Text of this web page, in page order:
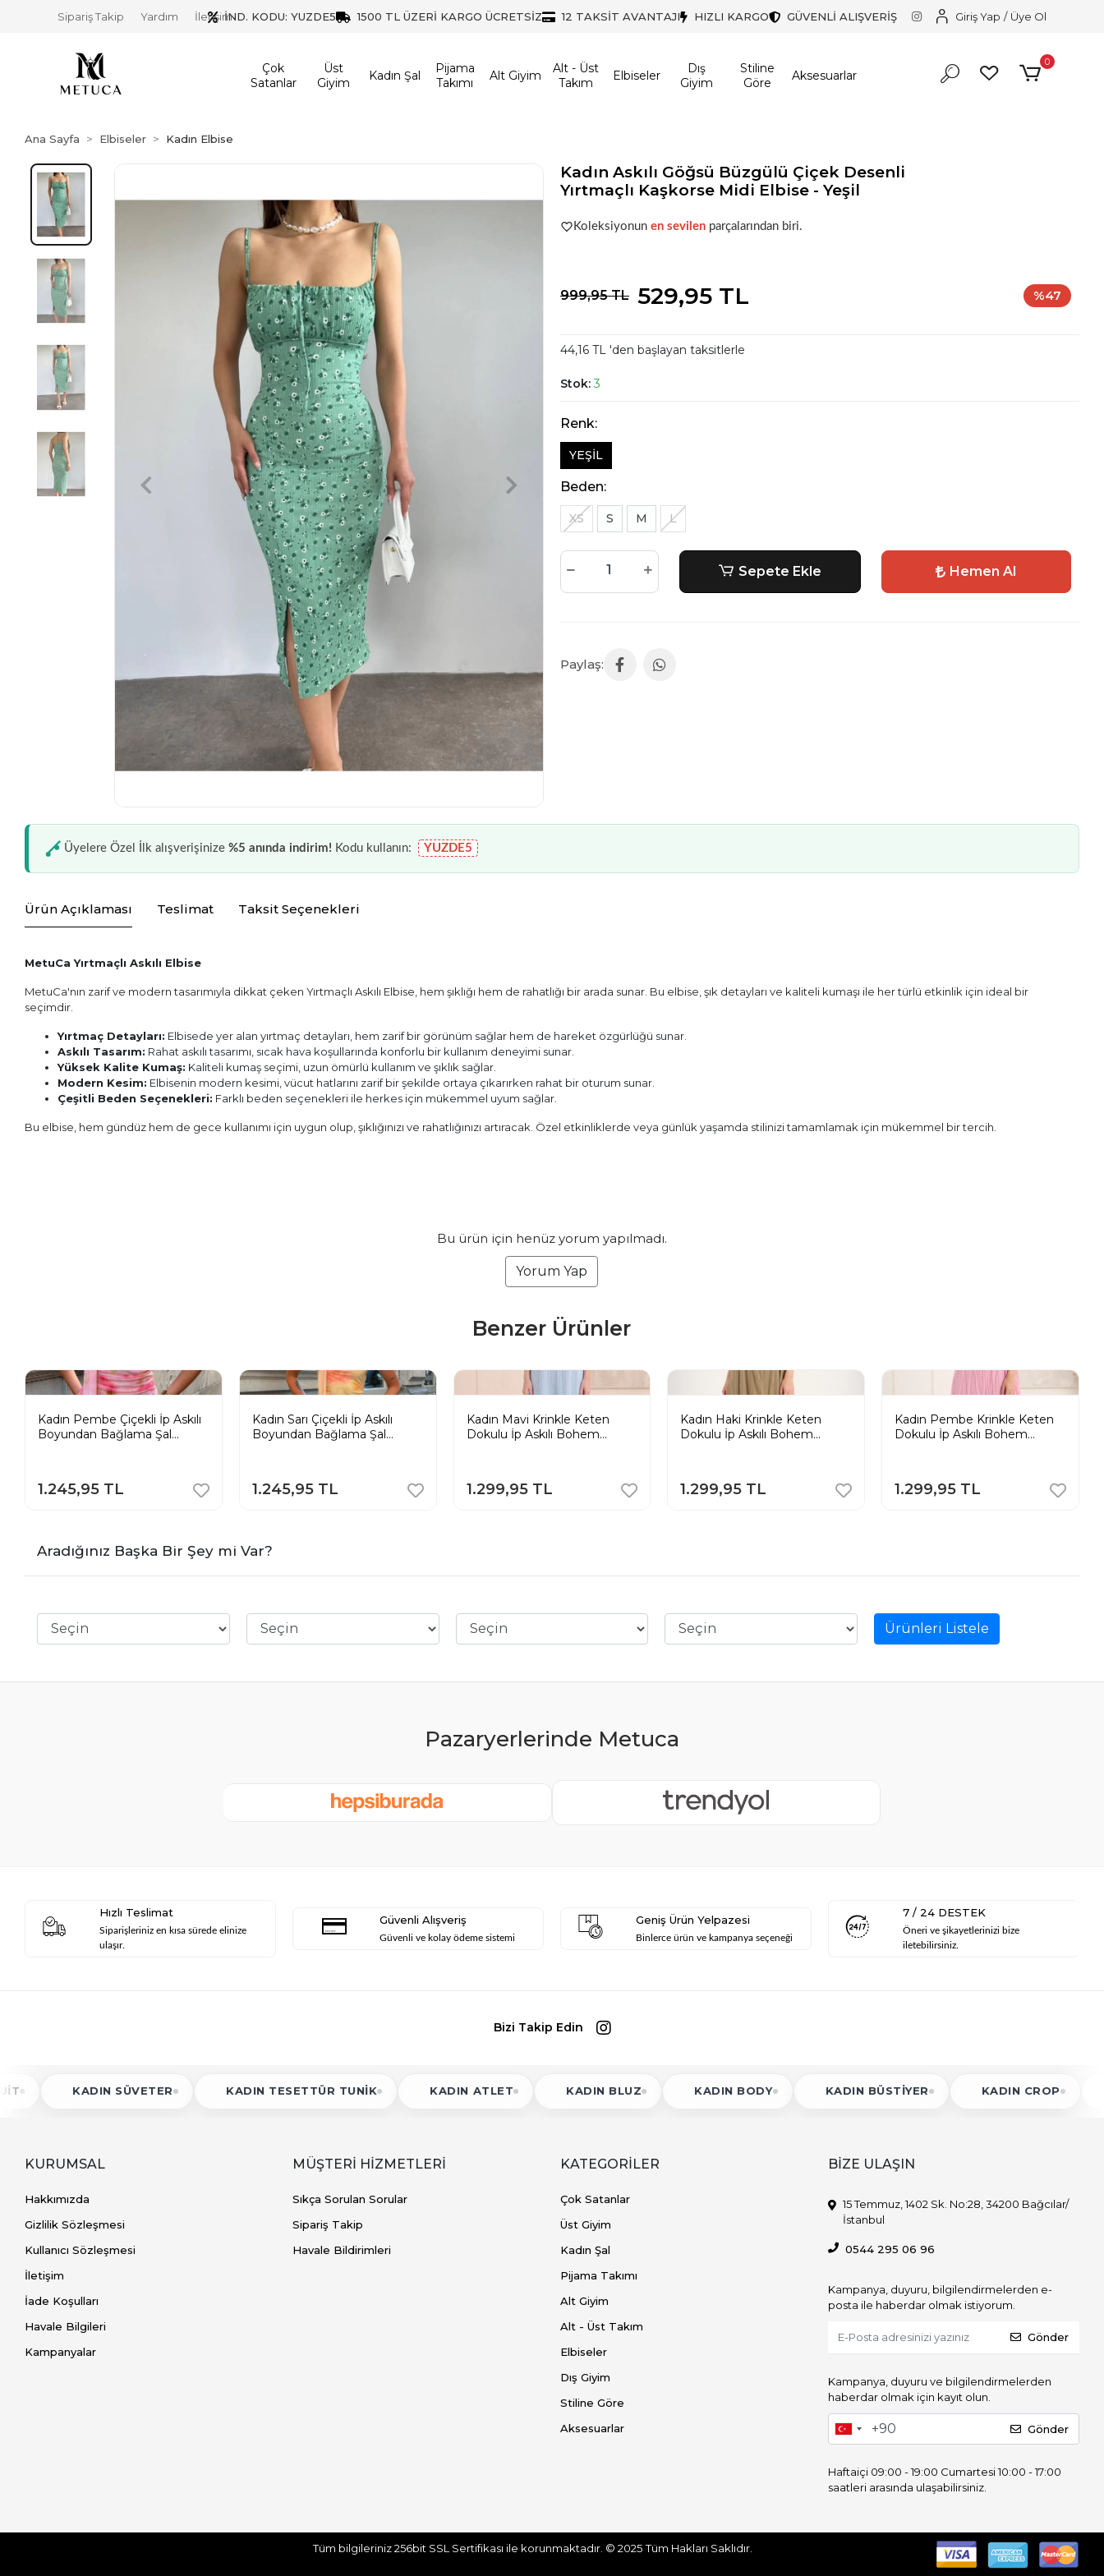
İND. KODU: YUZDE5 1500 TL ÜZERİ KARGO ÜCRETSİZ 12 TAKSİT AVANTAJI HIZLI KARGO GÜVENLİ ALIŞVERİŞ
Sipariş Takip Yardım İletişim Giriş Yap / Üye Ol
Çok
Satanlar
Üst
Giyim
Kadın Şal
Pijama
Takımı
Alt Giyim
Alt - Üst
Takım
Elbiseler
Dış
Giyim
Stiline
Göre
Aksesuarlar
0
Ana Sayfa Elbiseler Kadın Elbise
Kadın Askılı Göğsü Büzgülü Çiçek Desenli
Yırtmaçlı Kaşkorse Midi Elbise - Yeşil
Şu andaçok talep görüyor!
Koleksiyonun en sevilenparçalarından biri.
999,95 TL 529,95 TL %47
44,16 TL 'den başlayan taksitlerle
Stok:3
Renk:
YEŞİL
Beden:
XS S M L
Sepete Ekle Hemen Al
Üyelere Özel İlk alışverişinize%5 anında indirim! Kodu kullanın: YUZDE5
Ürün Açıklaması Teslimat Taksit Seçenekleri
MetuCa Yırtmaçlı Askılı Elbise
MetuCa'nın zarif ve modern tasarımıyla dikkat çeken Yırtmaçlı Askılı Elbise, hem şıklığı hem de rahatlığı bir arada sunar. Bu elbise, şık detayları ve kaliteli kumaşı ile her türlü etkinlik için ideal bir
seçimdir.
Yırtmaç Detayları: Elbisede yer alan yırtmaç detayları, hem zarif bir görünüm sağlar hem de hareket özgürlüğü sunar.
Askılı Tasarım: Rahat askılı tasarımı, sıcak hava koşullarında konforlu bir kullanım deneyimi sunar.
Yüksek Kalite Kumaş: Kaliteli kumaş seçimi, uzun ömürlü kullanım ve şıklık sağlar.
Modern Kesim: Elbisenin modern kesimi, vücut hatlarını zarif bir şekilde ortaya çıkarırken rahat bir oturum sunar.
Çeşitli Beden Seçenekleri: Farklı beden seçenekleri ile herkes için mükemmel uyum sağlar.
Bu elbise, hem gündüz hem de gece kullanımı için uygun olup, şıklığınızı ve rahatlığınızı artıracak. Özel etkinliklerde veya günlük yaşamda stilinizi tamamlamak için mükemmel bir tercih.
Bu ürün için henüz yorum yapılmadı.
Yorum Yap
Benzer Ürünler
Kadın Pembe Çiçekli İp Askılı
Boyundan Bağlama Şal
1.245,95 TL
Kadın Sarı Çiçekli İp Askılı
Boyundan Bağlama Şal
1.245,95 TL
Kadın Mavi Krinkle Keten
Dokulu İp Askılı Bohem
1.299,95 TL
Kadın Haki Krinkle Keten
Dokulu İp Askılı Bohem
1.299,95 TL
Kadın Pembe Krinkle Keten
Dokulu İp Askılı Bohem
1.299,95 TL
Aradığınız Başka Bir Şey mi Var?
Ürünleri Listele
Hızlı Teslimat
Siparişleriniz en kısa sürede elinize
ulaşır.
Güvenli Alışveriş
Güvenli ve kolay ödeme sistemi
Geniş Ürün Yelpazesi
Binlerce ürün ve kampanya seçeneği
7 / 24 DESTEK
Öneri ve şikayetlerinizi bize
iletebilirsiniz.
Bizi Takip Edin
KADIN SÜVETER KADIN TESETTÜR TUNIK KADIN ATLET KADIN BLUZ KADIN BODY KADIN BÜSTIYER KADIN CROP KADIN
KURUMSAL
Hakkımızda
Gizlilik Sözleşmesi
Kullanıcı Sözleşmesi
İletişim
İade Koşulları
Havale Bilgileri
Kampanyalar
MÜŞTERİ HİZMETLERİ
Sıkça Sorulan Sorular
Sipariş Takip
Havale Bildirimleri
KATEGORİLER
Çok Satanlar
Üst Giyim
Kadın Şal
Pijama Takımı
Alt Giyim
Alt - Üst Takım
Elbiseler
Dış Giyim
Stiline Göre
Aksesuarlar
BİZE ULAŞIN
15 Temmuz, 1402 Sk. No:28, 34200 Bağcılar/
İstanbul
0544 295 06 96
Kampanya, duyuru, bilgilendirmelerden e-
posta ile haberdar olmak istiyorum.
Gönder
Kampanya, duyuru ve bilgilendirmelerden
haberdar olmak için kayıt olun.
Gönder
Haftaiçi 09:00 - 19:00 Cumartesi 10:00 - 17:00
saatleri arasında ulaşabilirsiniz.
Tüm bilgileriniz 256bit SSL Sertifikası ile korunmaktadır. © 2025Tüm Hakları Saklıdır.